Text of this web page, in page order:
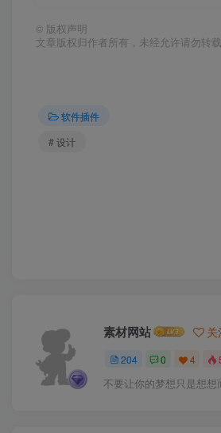
© 版权声明
文章版权归作者所有，未经允许请勿转载
软件插件
# 设计
素材网站 关
204 0 4
不要让你的梦想只是想想